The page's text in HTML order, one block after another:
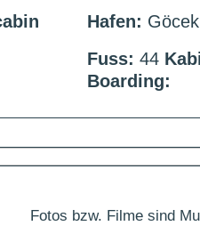
Hafen: Göcek
Fuss: 44
Boarding:
Fotos bzw. Filme sind